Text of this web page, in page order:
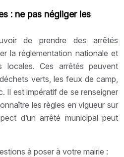
: ne pas négliger les
de prendre des arrêtés
la réglementation nationale et
locales. Ces arrêtés peuvent
verts, les feux de camp,
Il est impératif de se renseigner
les règles en vigueur sur
d’un arrêté municipal peut
à poser à votre mairie :